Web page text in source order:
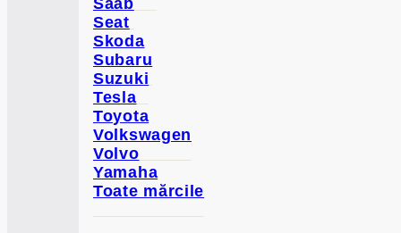
Saab
Seat
Skoda
Subaru
Suzuki
Tesla
Toyota
Volkswagen
Volvo
Yamaha
Toate mărcile